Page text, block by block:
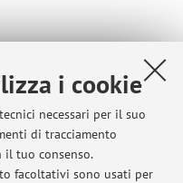
i cookie
necessari per il suo
di tracciamento
tuo consenso.
facoltativi sono usati per